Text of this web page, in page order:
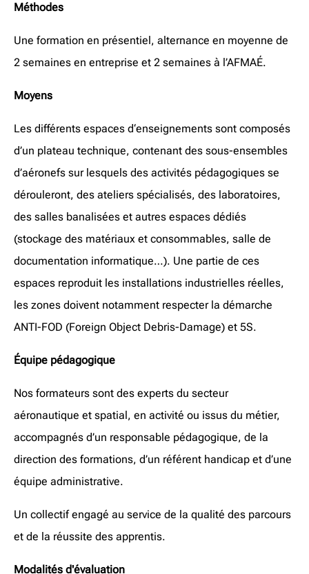
Méthodes
Une formation en présentiel, alternance en moyenne de
2 semaines en entreprise et 2 semaines à l’AFMAÉ.
Moyens
Les différents espaces d‘enseignements sont composés
d’un plateau technique, contenant des sous-ensembles
d’aéronefs sur lesquels des activités pédagogiques se
dérouleront, des ateliers spécialisés, des laboratoires,
des salles banalisées et autres espaces dédiés
(stockage des matériaux et consommables, salle de
documentation informatique…). Une partie de ces
espaces reproduit les installations industrielles réelles,
les zones doivent notamment respecter la démarche
ANTI-FOD (Foreign Object Debris-Damage) et 5S.
Équipe pédagogique
Nos formateurs sont des experts du secteur
aéronautique et spatial, en activité ou issus du métier,
accompagnés d’un responsable pédagogique, de la
direction des formations, d’un référent handicap et d’une
équipe administrative.
Un collectif engagé au service de la qualité des parcours
et de la réussite des apprentis.
Modalités d'évaluation